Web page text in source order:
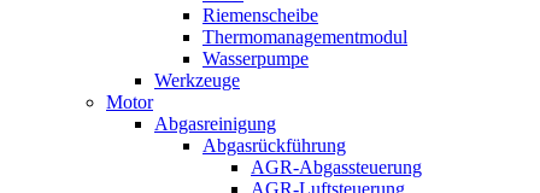
Riemenscheibe
Thermomanagementmodul
Wasserpumpe
Werkzeuge
Motor
Abgasreinigung
Abgasrückführung
AGR-Abgassteuerung
AGR-Luftsteuerung